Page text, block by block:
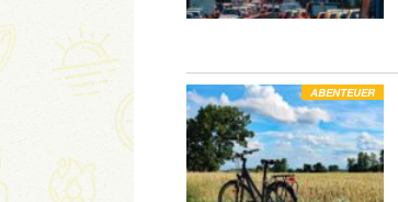
ABENTEUER